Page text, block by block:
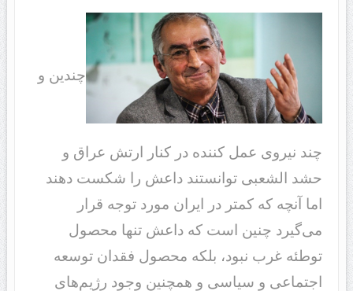
چندین و
چند نیروی عمل کننده در کنار ارتش عراق و
حشد الشعبی توانستند داعش را شکست دهند
اما آنچه که کمتر در ایران مورد توجه قرار
می‌گیرد چنین است که داعش تنها محصول
توطئه غرب نبود، بلکه محصول فقدان توسعه
اجتماعی و سیاسی و همچنین وجود رژیم‌های